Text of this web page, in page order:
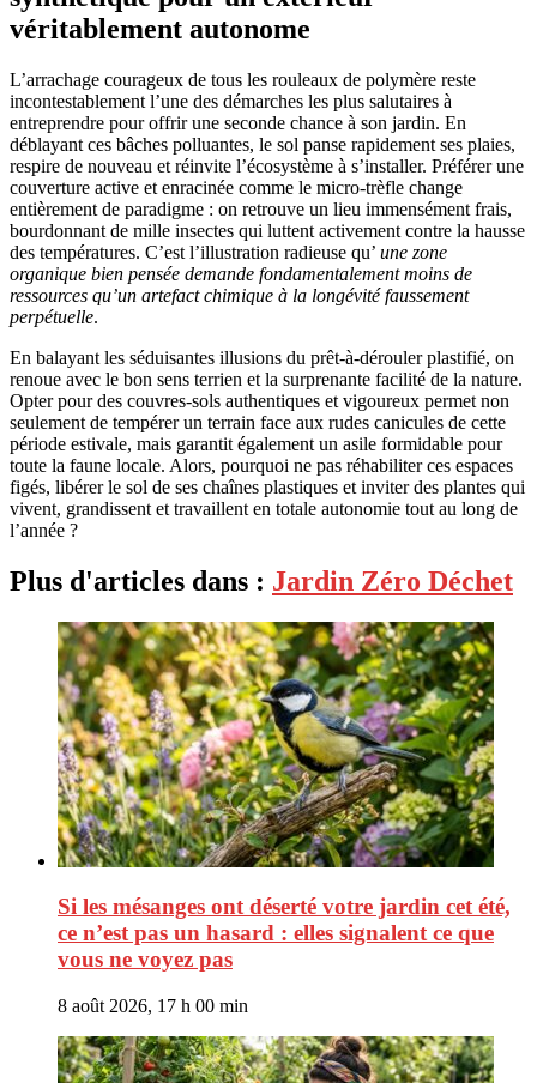
véritablement autonome
L’arrachage courageux de tous les rouleaux de polymère reste
incontestablement l’une des démarches les plus salutaires à
entreprendre pour offrir une seconde chance à son jardin. En
déblayant ces bâches polluantes, le sol panse rapidement ses plaies,
respire de nouveau et réinvite l’écosystème à s’installer. Préférer une
couverture active et enracinée comme le micro-trèfle change
entièrement de paradigme : on retrouve un lieu immensément frais,
bourdonnant de mille insectes qui luttent activement contre la hausse
des températures. C’est l’illustration radieuse qu’ une zone
organique bien pensée demande fondamentalement moins de
ressources qu’un artefact chimique à la longévité faussement
perpétuelle.
En balayant les séduisantes illusions du prêt-à-dérouler plastifié, on
renoue avec le bon sens terrien et la surprenante facilité de la nature.
Opter pour des couvres-sols authentiques et vigoureux permet non
seulement de tempérer un terrain face aux rudes canicules de cette
période estivale, mais garantit également un asile formidable pour
toute la faune locale. Alors, pourquoi ne pas réhabiliter ces espaces
figés, libérer le sol de ses chaînes plastiques et inviter des plantes qui
vivent, grandissent et travaillent en totale autonomie tout au long de
l’année ?
Plus d'articles dans : Jardin Zéro Déchet
Si les mésanges ont déserté votre jardin cet été,
ce n’est pas un hasard : elles signalent ce que
vous ne voyez pas
8 août 2026, 17 h 00 min